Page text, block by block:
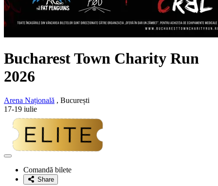
Bucharest Town Charity Run
2026
Arena Națională , București
17-19 iulie
Adaugă
favoriteComandă bilete
Share